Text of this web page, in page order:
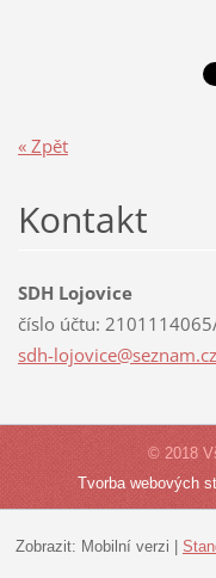
« Zpět
Kontakt
SDH Lojovice
číslo účtu:
sdh-lojovice@seznam.cz
© 2018
Tvorba webových
Zobrazit: Mobilní verzi